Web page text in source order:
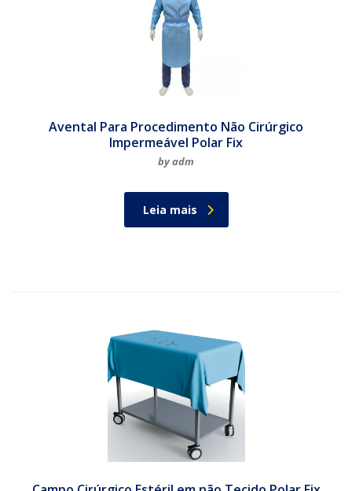
Avental Para Procedimento Não Cirúrgico
Impermeável Polar Fix
by adm
Leia mais